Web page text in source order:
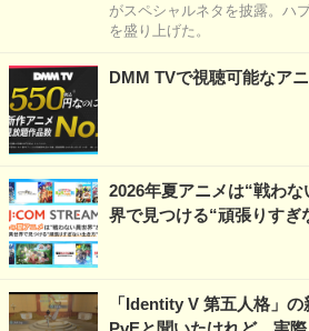
がスペシャルネタを披露。ハ
を盛り上げた。
DMM TVで視聴可能なア
2026年夏アニメは“戦わ
界で見つける“頑張りすぎ
「Identity V 第五人格」